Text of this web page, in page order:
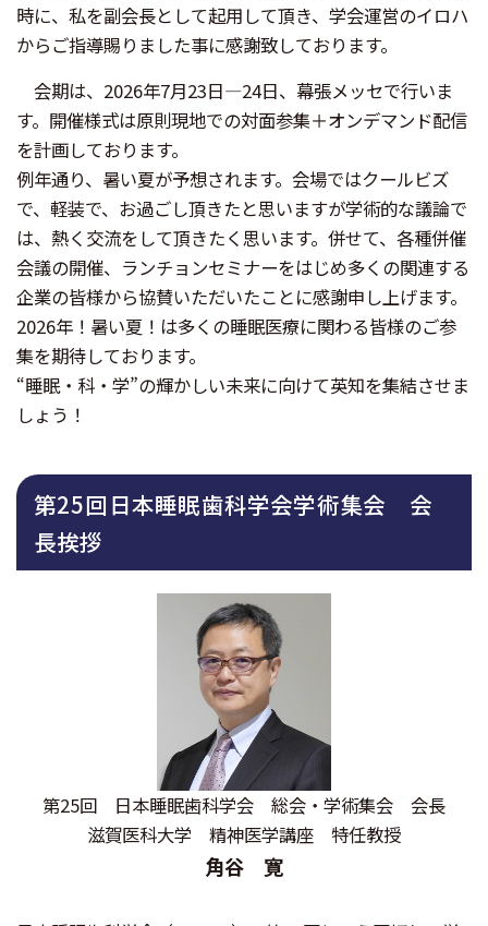
時に、私を副会長として起用して頂き、学会運営のイロハ
からご指導賜りました事に感謝致しております。
会期は、2026年7月23日―24日、幕張メッセで行いま
す。開催様式は原則現地での対面参集＋オンデマンド配信
を計画しております。
例年通り、暑い夏が予想されます。会場ではクールビズ
で、軽装で、お過ごし頂きたと思いますが学術的な議論で
は、熱く交流をして頂きたく思います。併せて、各種併催
会議の開催、ランチョンセミナーをはじめ多くの関連する
企業の皆様から協賛いただいたことに感謝申し上げます。
2026年！暑い夏！は多くの睡眠医療に関わる皆様のご参
集を期待しております。
“睡眠・科・学”の輝かしい未来に向けて英知を集結させま
しょう！
第25回日本睡眠歯科学会学術集会 会
長挨拶
第25回 日本睡眠歯科学会 総会・学術集会 会長
滋賀医科大学 精神医学講座 特任教授
角谷 寛